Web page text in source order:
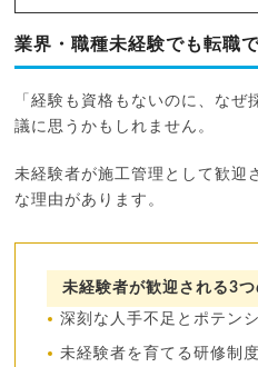
業界・職種未経験でも転職
「経験も資格もないのに、な
議に思うかもしれません。
未経験者が施工管理として歓迎
な理由があります。
未経験者が歓迎される3
深刻な人手不足とポテン
未経験者を育てる研修制